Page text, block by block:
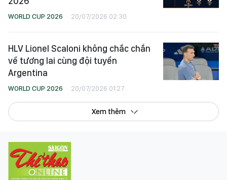
WORLD CUP 2026 20/07/2026 02:30
HLV Lionel Scaloni không chắc chắn
về tương lai cùng đội tuyển
Argentina
WORLD CUP 2026 20/07/2026 01:27
Xem thêm